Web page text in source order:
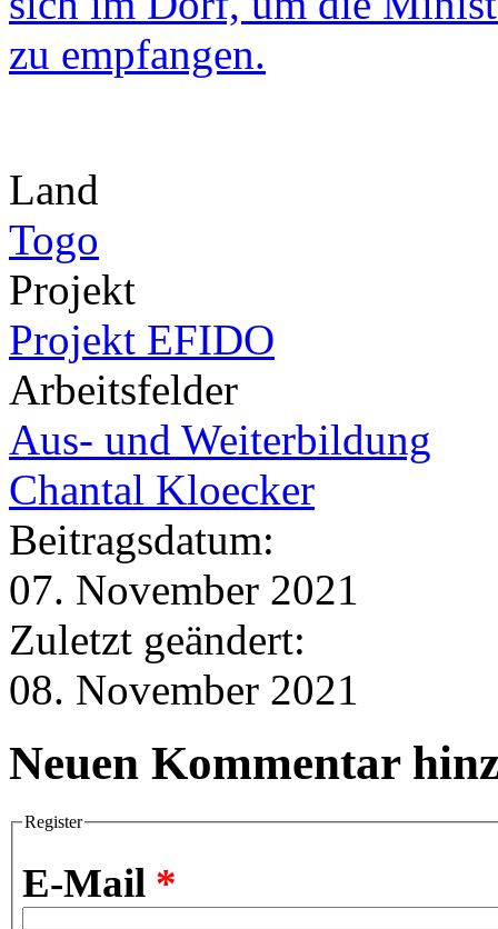
Land
Togo
Projekt
Projekt EFIDO
Arbeitsfelder
Aus- und Weiterbildung
Chantal Kloecker
Beitragsdatum:
07. November 2021
Zuletzt geändert:
08. November 2021
Neuen Kommentar
Register
E-Mail *